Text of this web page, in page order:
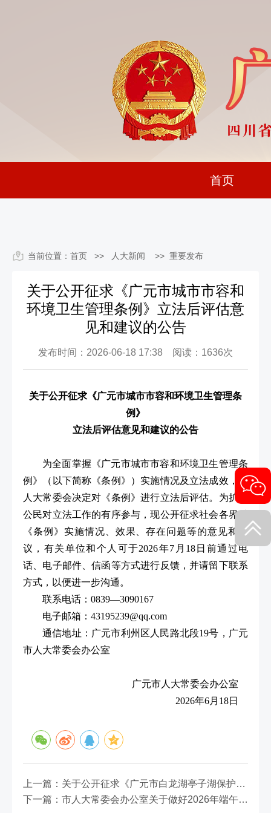
首页
当前位置： 首页 >> 人大新闻 >> 重要发布
关于公开征求《广元市城市市容和
环境卫生管理条例》立法后评估意
见和建议的公告
发布时间：2026-06-18 17:38 阅读：1636次
关于公开征求《广元市城市市容和环境卫生管理条
例》
立法后评估意见和建议的公告
为全面掌握《广元市城市市容和环境卫生管理条
例》（以下简称《条例》）实施情况及立法成效，市
人大常委会决定对《条例》进行立法后评估。为扩大
公民对立法工作的有序参与，现公开征求社会各界对
《条例》实施情况、效果、存在问题等的意见和建
议，有关单位和个人可于2026年7月18日前通过电
话、电子邮件、信函等方式进行反馈，并请留下联系
方式，以便进一步沟通。
联系电话：0839—3090167
电子邮箱：43195239@qq.com
通信地址：广元市利州区人民路北段19号，广元
市人大常委会办公室
广元市人大常委会办公室
2026年6月18日
上一篇：关于公开征求《广元市白龙湖亭子湖保护条例》等4件地方性法规修正草案修改意见的公告
下一篇：市人大常委会办公室关于做好2026年端午节期间有关工作的通知